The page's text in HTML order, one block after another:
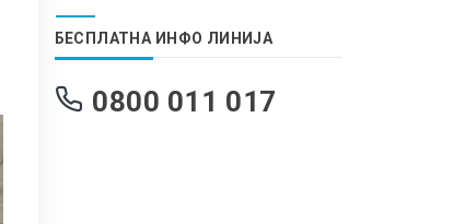
БЕСПЛАТНА ИНФО ЛИНИЈА
0800 011 017